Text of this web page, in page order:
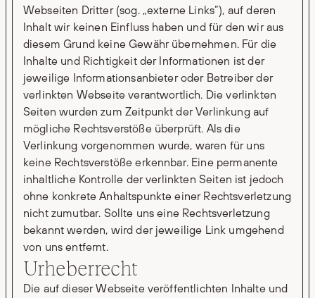
Webseiten Dritter (sog. „externe Links“), auf deren
Inhalt wir keinen Einfluss haben und für den wir aus
diesem Grund keine Gewähr übernehmen. Für die
Inhalte und Richtigkeit der Informationen ist der
jeweilige Informationsanbieter oder Betreiber der
verlinkten Webseite verantwortlich. Die verlinkten
Seiten wurden zum Zeitpunkt der Verlinkung auf
mögliche Rechtsverstöße überprüft. Als die
Verlinkung vorgenommen wurde, waren für uns
keine Rechtsverstöße erkennbar. Eine permanente
inhaltliche Kontrolle der verlinkten Seiten ist jedoch
ohne konkrete Anhaltspunkte einer Rechtsverletzung
nicht zumutbar. Sollte uns eine Rechtsverletzung
bekannt werden, wird der jeweilige Link umgehend
von uns entfernt.
Urheberrecht
Die auf dieser Webseite veröffentlichten Inhalte und